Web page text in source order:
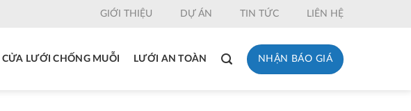
GIỚI THIỆU DỰ ÁN TIN TỨC LIÊN HỆ
CỬA LƯỚI CHỐNG MUỖI LƯỚI AN TOÀN NHẬN BÁO GIÁ